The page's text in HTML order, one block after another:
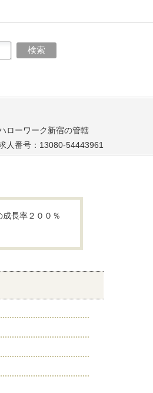
ローワーク新宿の管轄
人番号：13080-54443961
長率２００％